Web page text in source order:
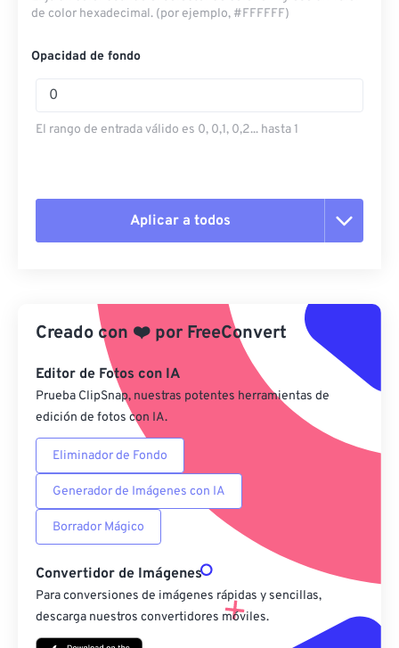
de color hexadecimal. (por ejemplo, #FFFFFF)
Opacidad de fondo
El rango de entrada válido es 0, 0,1, 0,2... hasta 1
Aplicar a todos
Aplicar desde el ajuste preestablecido
Guardar como preestablecido
Creado con ❤️ por FreeConvert
Editor de Fotos con IA
Prueba ClipSnap, nuestras potentes herramientas de
edición de fotos con IA.
Eliminador de Fondo
Generador de Imágenes con IA
Borrador Mágico
Convertidor de Imágenes
Para conversiones de imágenes rápidas y sencillas,
descarga nuestros convertidores móviles.